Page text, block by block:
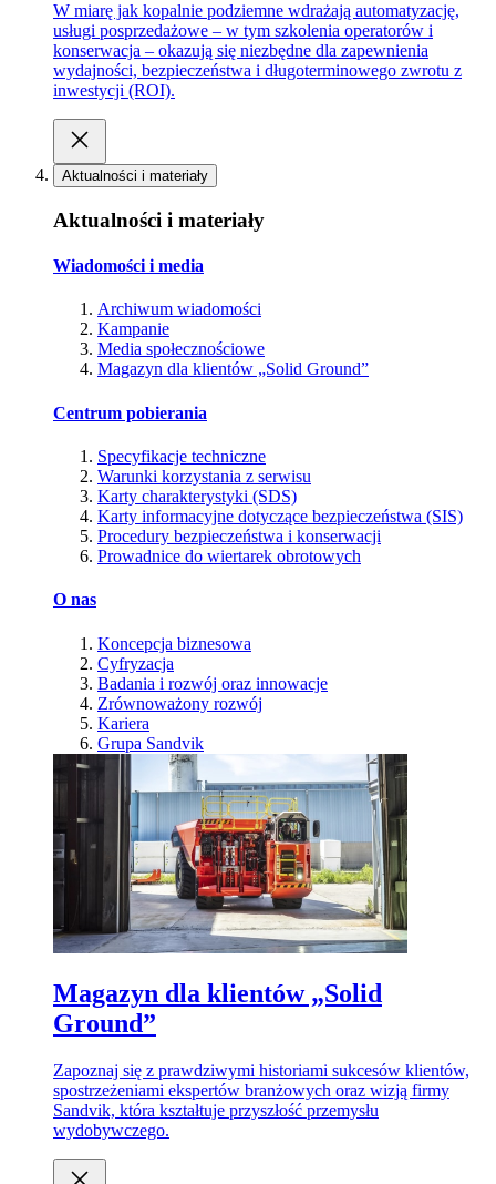
W miarę jak kopalnie podziemne wdrażają automatyzację,
usługi posprzedażowe – w tym szkolenia operatorów i
konserwacja – okazują się niezbędne dla zapewnienia
wydajności, bezpieczeństwa i długoterminowego zwrotu z
inwestycji (ROI).
Aktualności i materiały
Aktualności i materiały
Wiadomości i media
Archiwum wiadomości
Kampanie
Media społecznościowe
Magazyn dla klientów „Solid Ground”
Centrum pobierania
Specyfikacje techniczne
Warunki korzystania z serwisu
Karty charakterystyki (SDS)
Karty informacyjne dotyczące bezpieczeństwa (SIS)
Procedury bezpieczeństwa i konserwacji
Prowadnice do wiertarek obrotowych
O nas
Koncepcja biznesowa
Cyfryzacja
Badania i rozwój oraz innowacje
Zrównoważony rozwój
Kariera
Grupa Sandvik
Magazyn dla klientów „Solid
Ground”
Zapoznaj się z prawdziwymi historiami sukcesów klientów,
spostrzeżeniami ekspertów branżowych oraz wizją firmy
Sandvik, która kształtuje przyszłość przemysłu
wydobywczego.